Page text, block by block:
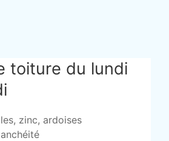
toiture du lundi
zinc, ardoises